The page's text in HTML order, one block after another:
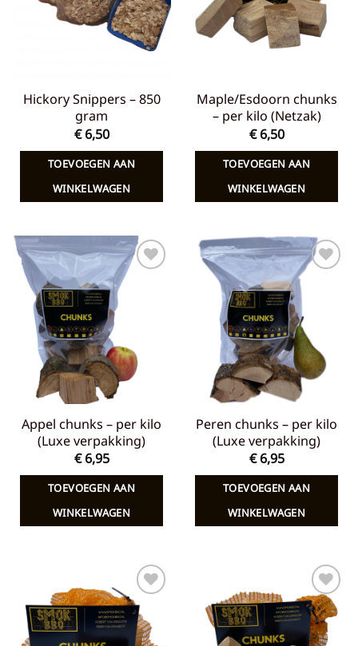
Hickory Snippers – 850
gram
€6,50
TOEVOEGEN AAN
WINKELWAGEN
Maple/Esdoorn chunks
– per kilo (Netzak)
€6,50
TOEVOEGEN AAN
WINKELWAGEN
Toevoegen
verlanglijst
Appel chunks – per kilo
(Luxe verpakking)
€6,95
TOEVOEGEN AAN
WINKELWAGEN
Toevoegen
aan
verlanglijst
Peren chunks – per kilo
(Luxe verpakking)
€6,95
TOEVOEGEN AAN
WINKELWAGEN
Toevoegen
aan
verlanglijst
Toevoegen
aan
verlanglijst